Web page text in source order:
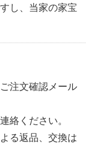
し、当家の家宝
注文確認メール
絡ください。
る返品、交換は